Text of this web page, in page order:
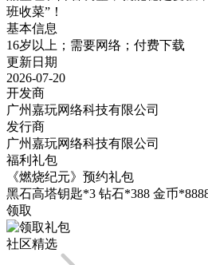
班收菜”！
基本信息
16岁以上；需要网络；付费下载
更新日期
2026-07-20
开发商
广州嘉玩网络科技有限公司
发行商
广州嘉玩网络科技有限公司
福利礼包
《燃烧纪元》预约礼包
黑石高塔钥匙*3 钻石*388 金币
领取
社区精选